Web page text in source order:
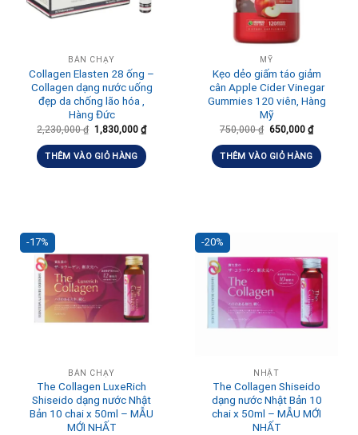
BÁN CHẠY
Collagen Elasten 28 ống –
Collagen dạng nước uống
đẹp da chống lão hóa ,
Hàng Đức
2,230,000₫ 1,830,000 ₫
THÊM VÀO GIỎ HÀNG
MỸ
Kẹo dẻo giấm táo giảm
cân Apple Cider Vinegar
Gummies 120 viên, Hàng
Mỹ
750,000₫ 650,000 ₫
THÊM VÀO GIỎ HÀNG
-17%
BÁN CHẠY
The Collagen LuxeRich
Shiseido dạng nước Nhật
Bản 10 chai x 50ml – MẪU
MỚI NHẤT
-20%
NHẬT
The Collagen Shiseido
dạng nước Nhật Bản 10
chai x 50ml – MẪU MỚI
NHẤT